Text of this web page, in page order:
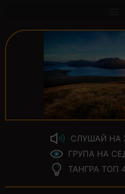
СЛУШАЙ НА
ГРУПА НА
ТАНГРА ТОП